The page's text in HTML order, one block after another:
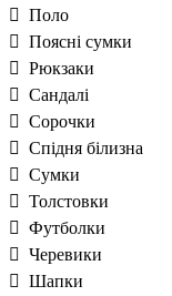
Поло
Поясні сумки
Рюкзаки
Сандалі
Сорочки
Спідня білизна
Сумки
Толстовки
Футболки
Черевики
Шапки